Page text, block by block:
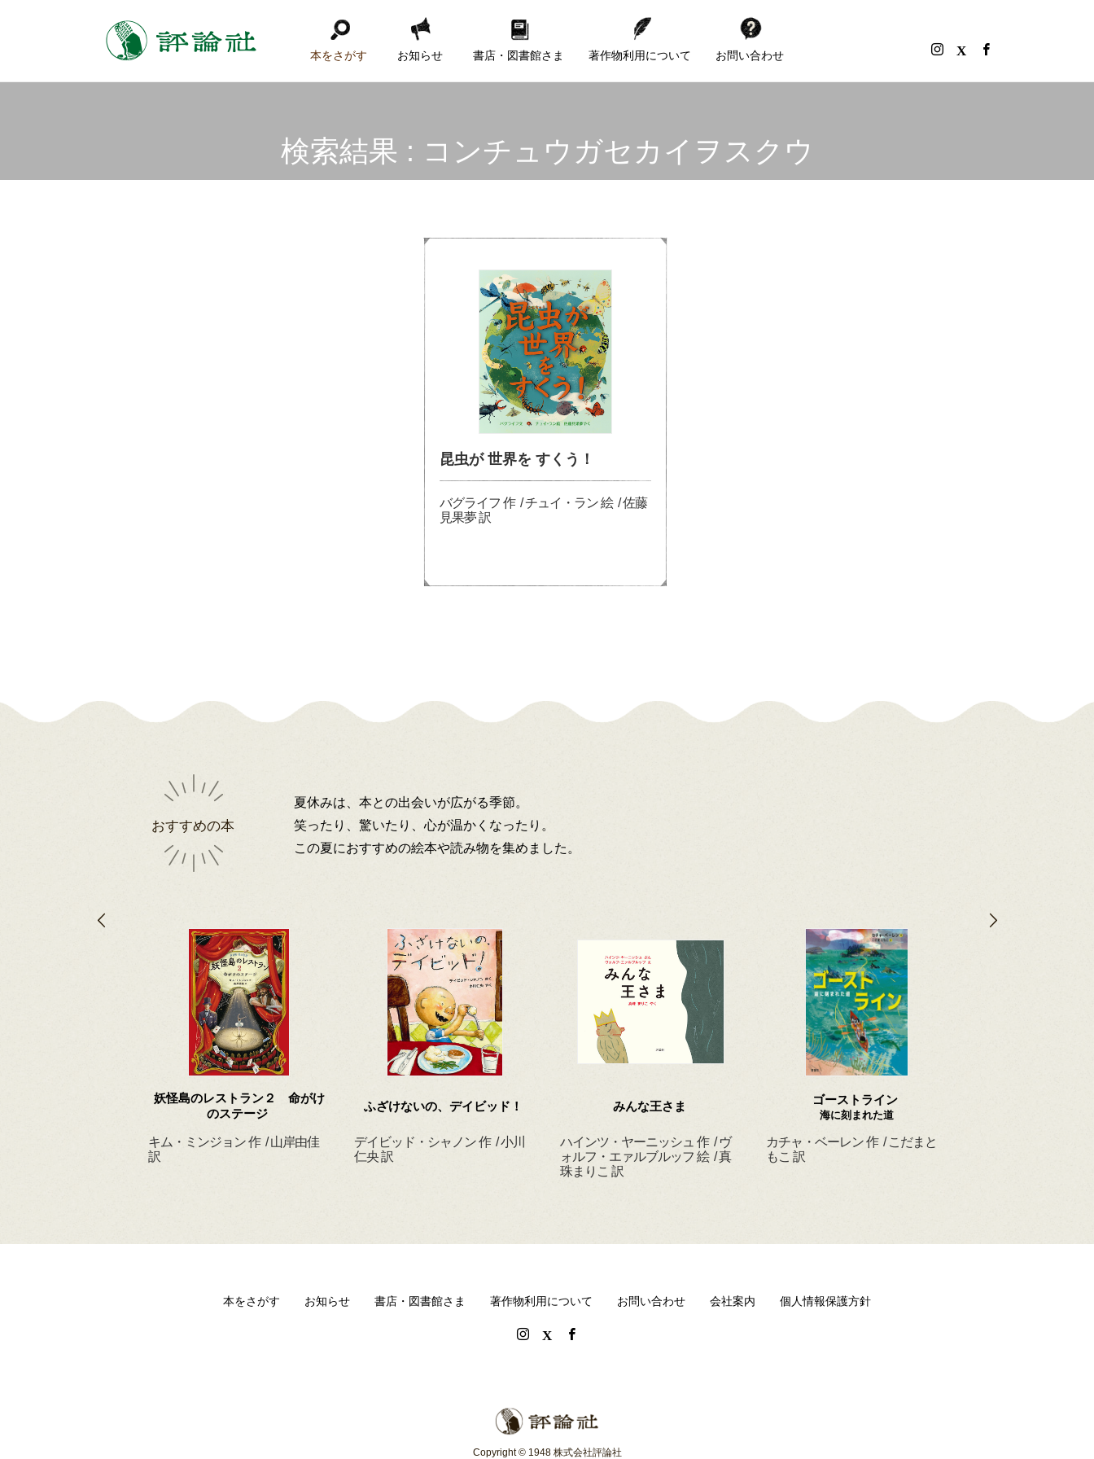
本をさがす お知らせ 書店・図書館さま 著作物利用について お問い合わせ
検索結果 : コンチュウガセカイヲスクウ
昆虫が 世界を すくう！
バグライフ 作 / チュイ・ラン 絵 / 佐藤
見果夢 訳
おすすめの本
夏休みは、本との出会いが広がる季節。
笑ったり、驚いたり、心が温かくなったり。
この夏におすすめの絵本や読み物を集めました。
妖怪島のレストラン２ 命がけ
のステージ
キム・ミンジョン 作 / 山岸由佳
訳
ふざけないの、デイビッド！
デイビッド・シャノン 作 / 小川
仁央 訳
みんな王さま
ハインツ・ヤーニッシュ 作 / ヴ
ォルフ・エァルブルッフ 絵 / 真
珠まりこ 訳
ゴーストライン
海に刻まれた道
カチャ・ベーレン 作 / こだまと
もこ 訳
本をさがす お知らせ 書店・図書館さま 著作物利用について お問い合わせ 会社案内 個人情報保護方針
Copyright © 1948 株式会社評論社